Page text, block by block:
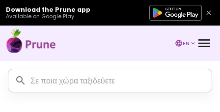
Download the Prune app
Available on Google Play
EN